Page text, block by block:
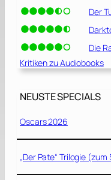
Der
Die
Kritiken zu Audiobooks
NEUSTE SPECIALS
Oscars 2026
„Der Pate“ Trilogie (zum